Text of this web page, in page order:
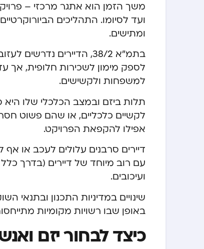
ועד לסיומו. התהליכים
ומתישים.
בתמ”א 38/2, הדיירים
לספק מימון לשכירות חלופית, אך
למשפחות ולקשישים.
תלות ביזם ובמצב הכלכלי שלו היא
לקשיים כלכליים, או שהם פשוט חסרי
אפילו להקפאת הפרויקט.
דיירים סרבנים עלולים לעכב או
ועיכובים.
שינויים במדיניות התכנון ובתנאי
באופן שבו רשויות מקומיות מתייחסות לתמ”א 38, וחלקן אף הגבילו
כיצד לבחור יזם